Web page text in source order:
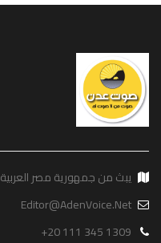
يبث من جمهورية مصر العربية
Editor@AdenVoice.Net
+20 111 345 1309